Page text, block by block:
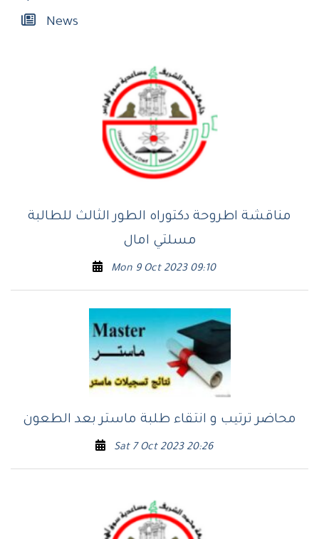
News
مناقشة اطروحة دكتوراه الطور الثالث للطالبة
مسلتي امال
Mon 9 Oct 2023 09:10
محاضر ترتيب و انتقاء طلبة ماستر بعد الطعون
Sat 7 Oct 2023 20:26